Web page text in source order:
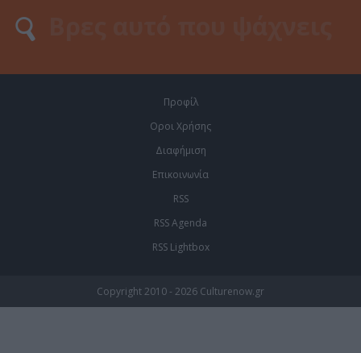
Προφίλ
Οροι Χρήσης
Διαφήμιση
Επικοινωνία
RSS
RSS Agenda
RSS Lightbox
Copyright 2010 - 2026 Culturenow.gr